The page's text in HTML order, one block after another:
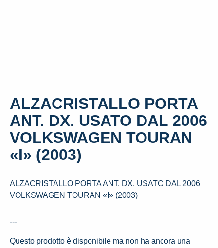
ALZACRISTALLO PORTA
ANT. DX. USATO DAL 2006
VOLKSWAGEN TOURAN
«I» (2003)
ALZACRISTALLO PORTA ANT. DX. USATO DAL 2006
VOLKSWAGEN TOURAN «I» (2003)
---
Questo prodotto è disponibile ma non ha ancora una